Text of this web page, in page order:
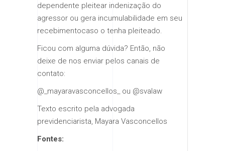
dependente pleitear indenização do
agressor ou gera incumulabilidade em seu
recebimentocaso o tenha pleiteado.
Ficou com alguma dúvida? Então, não
deixe de nos enviar pelos canais de
contato:
@_mayaravasconcellos_ ou @svalaw
Texto escrito pela advogada
previdenciarista, Mayara Vasconcellos
Fontes: